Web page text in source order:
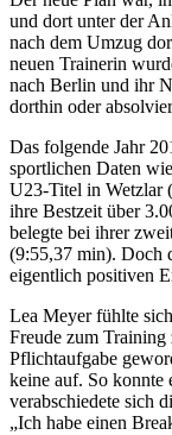
und dort unter der
nach dem Umzug
neuen Trainerin
nach Berlin und ihr
dorthin oder
Das folgende Jahr
sportlichen Daten
U23-Titel in Wetzlar
ihre Bestzeit über
belegte bei ihrer
(9:55,37 min). Doch
eigentlich positiven
Lea Meyer fühlte
Freude zum
Pflichtaufgabe
keine auf. So konnte
verabschiedete sich
„Ich habe einen